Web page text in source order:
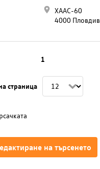
ХААС-60
4000 Пловдив
страница
1
на търсенето